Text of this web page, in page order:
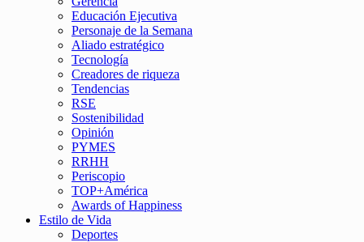
Educación Ejecutiva
Personaje de la Semana
Aliado estratégico
Tecnología
Creadores de riqueza
Tendencias
RSE
Sostenibilidad
Opinión
PYMES
RRHH
Periscopio
TOP+América
Awards of Happiness
Estilo de Vida
Deportes